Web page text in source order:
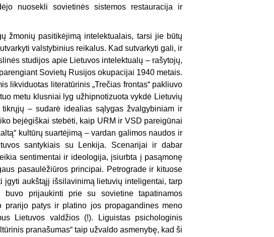
nuosekli sovietinės sistemos restauracija ir
žmonių pasitikėjimą intelektualais, tarsi jie būtų
valstybinius reikalus. Kad sutvarkyti gali, ir
studijos apie Lietuvos intelektualų – rašytojų,
Sovietų Rusijos okupacijai 1940 metais.
likviduotas literatūrinis „Trečias frontas“ pakliuvo
metu klusniai lyg užhipnotizuota vykdė Lietuvių
– sudarė idealias sąlygas žvalgybiniam ir
bejėgiškai stebėti, kaip URM ir VSD pareigūnai
kultūrų suartėjimą – vardan galimos naudos ir
santykiais su Lenkija. Scenarijai ir dabar
sentimentai ir ideologija, įsiurbta į pasąmonę
pasaulėžiūros principai. Petrograde ir kituose
aukštąjį išsilavinimą lietuvių inteligentai, tarp
prijaukinti prie su sovietine tapatinamos
prarijo patys ir platino jos propagandines meno
Lietuvos valdžios (!). Liguistas psichologinis
pranašumas“ taip užvaldo asmenybę, kad ši